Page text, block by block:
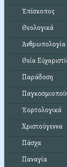
Ἐπίσκοπος
Θεολογικά
Ἀνθρωπολογία
Θεία
Παράδοση
Ἑορτολογικά
Χριστούγεννα
Πάσχα
Παναγία